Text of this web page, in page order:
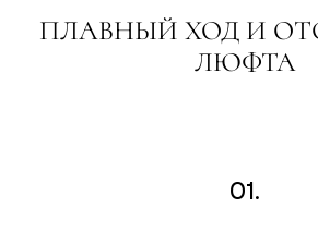
ПЛАВНЫЙ ХОД И
ЛЮФТА
01.